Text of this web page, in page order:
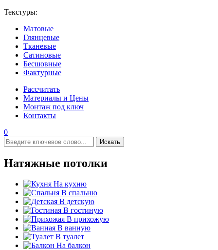
Текстуры:
Матовые
Глянцевые
Тканевые
Сатиновые
Бесшовные
Фактурные
Рассчитать
Материалы и Цены
Монтаж под ключ
Контакты
0
Искать
Натяжные потолки
На кухню
В спальню
В детскую
В гостиную
В прихожую
В ванную
В туалет
На балкон